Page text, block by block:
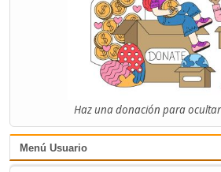
Haz una donación para
Menú Usuario